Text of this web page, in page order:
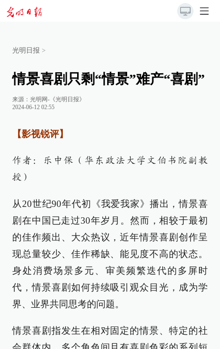
光明日报 >
情景喜剧只剩“情景”难产“喜剧”
来源： 光明网-《光明日报》
2024-06-12 02:55
【影视锐评】
作者：乐中保（华东政法大学文伯书院副教
授）
从20世纪90年代初《我爱我家》播出，情景喜
剧在中国已走过30年岁月。然而，相较于最初
的佳作频出、大众热议，近年情景喜剧创作呈
现总量较少、佳作稀缺、能见度不高的状态。
身处消费场景多元、审美频繁迭代的多屏时
代，情景喜剧如何持续吸引观众目光，成为学
界、业界共同思考的问题。
情景喜剧指发生在相对固定的情景、特定的社